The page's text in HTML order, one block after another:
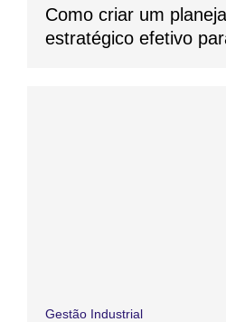
Como criar um
estratégico efetivo
Gestão Industrial